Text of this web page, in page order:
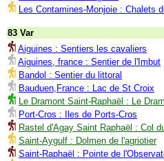
Les Contamines-Monjoie : Chalets
83 Var
Aiguines : Sentiers les cavaliers
Aiguines, france : Sentier de l'Imbut
Bandol : Sentier du littoral
Bauduen,France : Lac de St Croix
Le Dramont Saint-Raphaël : Le
Port-Cros : Iles de Ports-Cros
Rastel d'Agay Saint Raphaël : Col
Saint-Aygulf : Dolmen de l'agriotier
Saint-Raphaël : Pointe de